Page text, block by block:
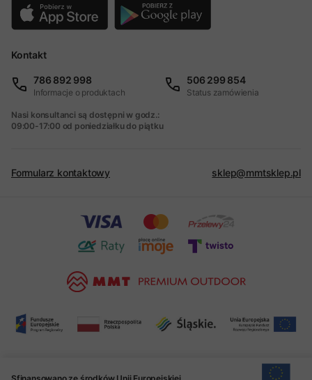
Kontakt
786 892 998
Informacje o produktach
506 299 854
Status zamówienia
Nasi konsultanci są dostępni w godz.:
09:00-17:00 od poniedziałku do piątku
Formularz kontaktowy sklep@mmtsklep.pl